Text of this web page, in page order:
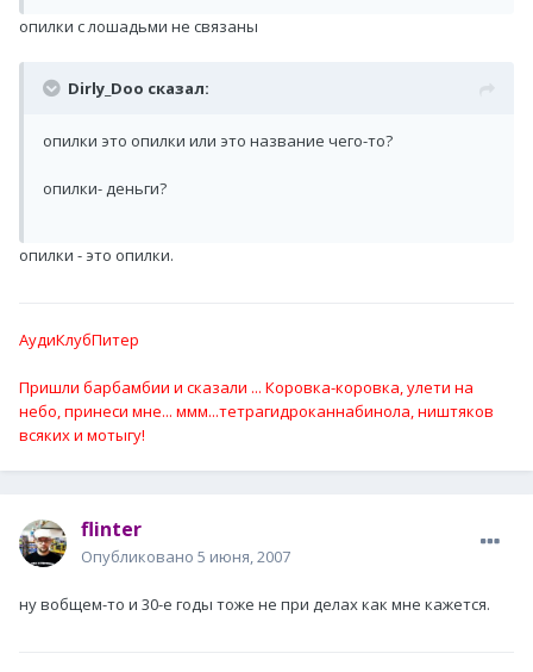
опилки с лошадьми не связаны
Dirly_Doo сказал:
опилки это опилки или это название чего-то?
опилки- деньги?
опилки - это опилки.
АудиКлубПитер
Пришли барбамбии и сказали ... Коровка-коровка, улети на
небо, принеси мне... ммм...тетрагидроканнабинола, ништяков
всяких и мотыгу!
flinter
Опубликовано 5 июня, 2007
ну вобщем-то и 30-е годы тоже не при делах как мне кажется.